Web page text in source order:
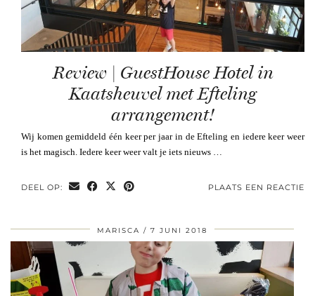
Review | GuestHouse Hotel in
Kaatsheuvel met Efteling
arrangement!
Wij komen gemiddeld één keer per jaar in de Efteling en iedere keer weer
is het magisch. Iedere keer weer valt je iets nieuws …
DEEL OP: PLAATS EEN REACTIE
MARISCA 7 JUNI 2018